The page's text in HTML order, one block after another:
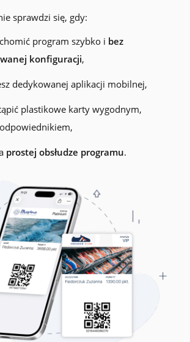
sprawdzi się, gdy:
program szybko i bez
konfiguracji,
dedykowanej aplikacji mobilnej,
plastikowe karty wygodnym,
prostej obsłudze programu.